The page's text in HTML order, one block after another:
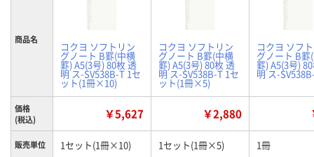
商品名
コクヨ ソフトリン
グノート B罫(中横
罫) A5(3号) 80枚 透
明 ス-SV538B-T 1セ
ット(1冊×10)
コクヨ ソフトリン
グノート B罫(中横
罫) A5(3号) 80枚 透
明 ス-SV538B-T 1セ
ット(1冊×5)
コクヨ ソフ
グノート B罫
罫) A5(3号)
明 ス-
価格
(税込)
￥5,627 ￥2,880
販売単位 1セット(1冊×10) 1セット(1冊×5) 1冊